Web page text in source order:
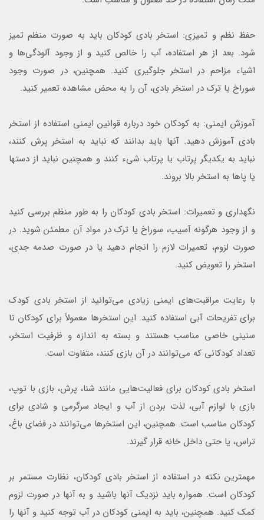
حفظ نظم و تمیزی: استخر بادی کودکان باید به صورت منظم تمیز
شود. بعد از هر استفاده، آب را خالص کنید و از وجود آلودگی‌ها و
اشیاء مزاحم در استخر جلوگیری کنید. همچنین، در صورت وجود
سوراخ یا ترک در استخر بادی، آن را به محض مشاهده تعمیر کنید.
آموزش ایمنی: به کودکان خود درباره قوانین ایمنی استفاده از استخر
بادی آموزش دهید. آنها باید بدانند که نباید به استخر پرش کنند،
نباید به یکدیگر پرتاب یا پرتاب شیء کنند و همچنین نباید از دستها
یا پاها به استخر بالا بروند.
نگهداری و تعمیرات: استخر بادی کودکان را به طور منظم بررسی کنید
و از وجود هرگونه آسیب، سوراخ یا ترک در مواد آن مطمئن شوید. در
صورت لزوم، تعمیرات لازم را انجام دهید یا در صورت صدمه جدی،
استخر را تعویض کنید.
با رعایت مراقبت‌های ایمنی زیادی می‌توانید از استخر بادی کودک
برای تفریحات آبی استفاده کنید. این استخرها معمولاً برای کودکان تا
سنینی خاصی مناسب هستند و بسته به اندازه و ظرفیت استخر،
تعداد کودکانی که می‌توانند در آن بازی کنند، متفاوت است.
استخر بادی کودکان برای فعالیت‌هایی مانند شنا، پرش، بازی با توپ،
بازی با لوازم آبی، لذت بردن از آب و ایجاد سرگرمی و شادی برای
کودکان مناسب است. همچنین، این استخرها می‌توانند در فضای باغ،
تراس، یا حتی داخل خانه قرار گیرند.
مهمترین نکته در استفاده از استخر بادی کودکان، نظارت مستمر بر
کودکان است. همواره باید نزدیک آنها باشید و به آنها در صورت لزوم
کمک کنید. همچنین، باید به ایمنی کودکان در آب توجه کنید و آنها را